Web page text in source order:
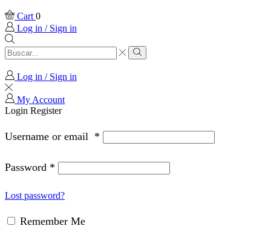
Cart 0
Log in / Sign in
Search
input
Search
Log in / Sign in
My Account
Login Register
Username or email *
Password *
Lost password?
Remember Me